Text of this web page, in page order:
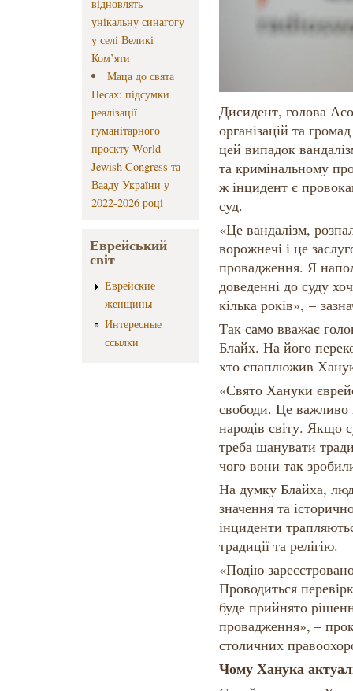
відновлять
унікальну синагогу
у селі Великі
Ком’яти
Маца до свята
Песах: підсумки
реалізації
гуманітарного
проєкту World
Jewish Congress та
Вааду України у
2022-2026 році
Еврейський
світ
Еврейские
женщины
Интересные
ссылки
Дисидент, голова
організацій та
цей випадок
та кримінальному
ж інцидент є
суд.
«Це вандалізм,
ворожнечі і це
провадження. Я
доведенні до суду
кілька років», –
Так само вважає
Блайх. На його
хто спаплюжив
«Свято Хануки
свободи. Це важливо
народів світу. Якщо
треба шанувати
чого вони так
На думку Блайха,
значення та
інциденти
традиції та релігію.
«Подію
Проводиться
буде прийнято
провадження», –
столичних
Чому Ханука